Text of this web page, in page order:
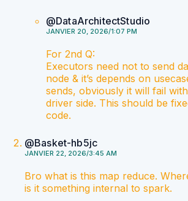
@DataArchitectStudio
JANVIER 20, 2026/1:07 PM
For 2nd Q:
Executors need not to send
node & it’s depends on
sends, obviously it will fail
driver side. This should be
code.
@Basket-hb5jc
JANVIER 22, 2026/3:45 AM
Bro what is this map reduce.
is it something internal to spark.